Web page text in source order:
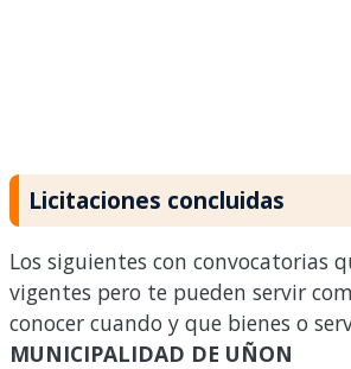
Licitaciones concluidas
Los siguientes con convocatorias
vigentes pero te pueden servir
conocer cuando y que bienes o
MUNICIPALIDAD DE UÑON